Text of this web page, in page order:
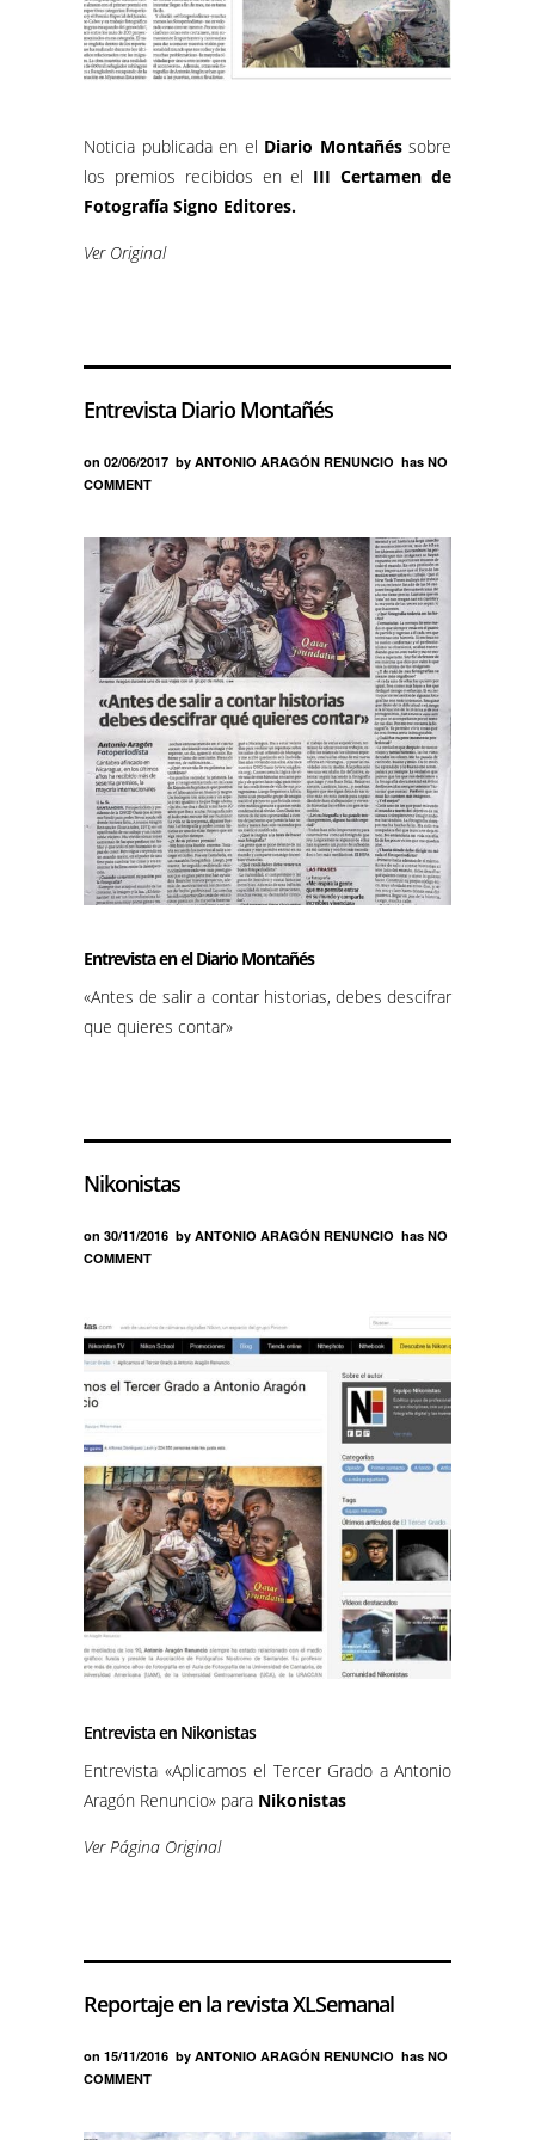
Noticia publicada en el Diario Montañés sobre
los premios recibidos en el III Certamen de
Fotografía Signo Editores.
Ver Original
Entrevista Diario Montañés
on 02/06/2017 by ANTONIO ARAGÓN RENUNCIO has NO
COMMENT
Entrevista en el Diario Montañés
«Antes de salir a contar historias, debes descifrar
que quieres contar»
Nikonistas
on 30/11/2016 by ANTONIO ARAGÓN RENUNCIO has NO
COMMENT
Entrevista en Nikonistas
Entrevista «Aplicamos el Tercer Grado a Antonio
Aragón Renuncio» para Nikonistas
Ver Página Original
Reportaje en la revista XLSemanal
on 15/11/2016 by ANTONIO ARAGÓN RENUNCIO has NO
COMMENT